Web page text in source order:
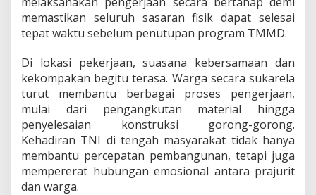
y
e
l
s
i
a
n
I
n
f
r
a
memastikan seluruh sasaran fisik dapat selesai
tepat waktu sebelum penutupan program TMMD.
Di lokasi pekerjaan, suasana kebersamaan dan
kekompakan begitu terasa. Warga secara sukarela
turut membantu berbagai proses pengerjaan,
mulai dari pengangkutan material hingga
penyelesaian konstruksi gorong-gorong.
Kehadiran TNI di tengah masyarakat tidak hanya
membantu percepatan pembangunan, tetapi juga
mempererat hubungan emosional antara prajurit
dan warga.